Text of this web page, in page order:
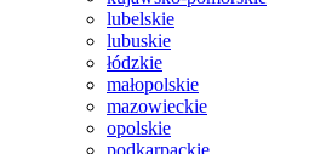
lubelskie
lubuskie
łódzkie
małopolskie
mazowieckie
opolskie
podkarpackie